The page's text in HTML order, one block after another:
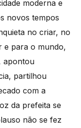
moderna e
novos tempos
no criar, no
e para o mundo,
apontou
partilhou
com a
da prefeita se
não se fez